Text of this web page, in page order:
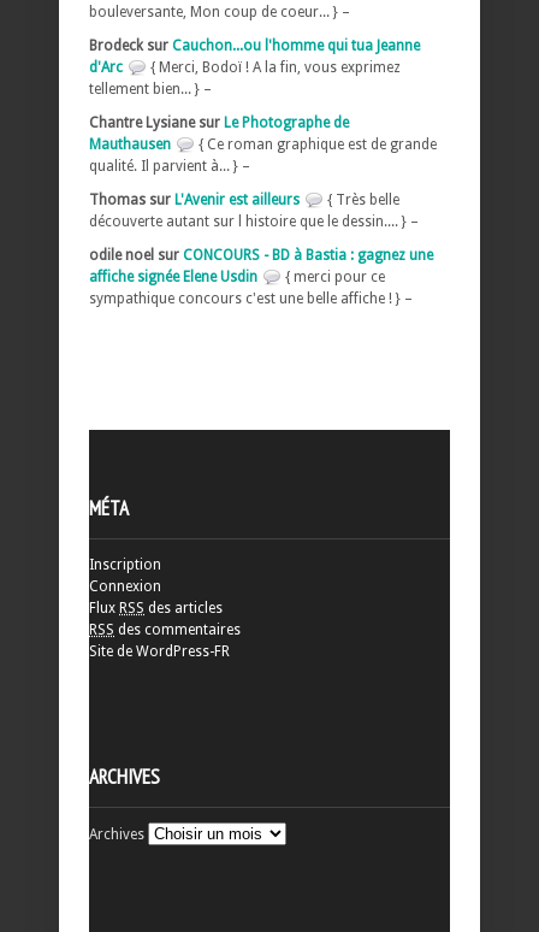
bouleversante, Mon coup de coeur... } –
Brodeck sur Cauchon...ou l'homme qui tua Jeanne
d'Arc
{ Merci, Bodoï ! A la fin, vous exprimez
tellement bien... } –
Chantre Lysiane sur Le Photographe de
Mauthausen
{ Ce roman graphique est de grande
qualité. Il parvient à... } –
Thomas sur L'Avenir est ailleurs
{ Très belle
découverte autant sur l histoire que le dessin.... } –
odile noel sur CONCOURS - BD à Bastia : gagnez une
affiche signée Elene Usdin
{ merci pour ce
sympathique concours c'est une belle affiche ! } –
MÉTA
Inscription
Connexion
Flux RSS des articles
RSS des commentaires
Site de WordPress-FR
ARCHIVES
Archives